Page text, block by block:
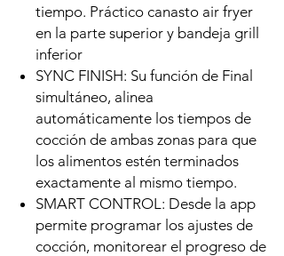
tiempo. Práctico canasto air fryer
en la parte superior y bandeja grill
inferior
SYNC FINISH: Su función de Final
simultáneo, alinea
automáticamente los tiempos de
cocción de ambas zonas para que
los alimentos estén terminados
exactamente al mismo tiempo.
SMART CONTROL: Desde la app
permite programar los ajustes de
cocción, monitorear el progreso de